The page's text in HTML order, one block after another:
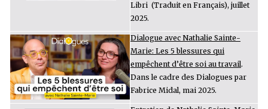
Libri (Traduit en Français), juillet
2025.
Dialogue avec Nathalie Sainte-
Marie: Les 5 blessures qui
empêchent d’être soi au travail.
Dans le cadre des Dialogues par
Fabrice Midal, mai 2025.